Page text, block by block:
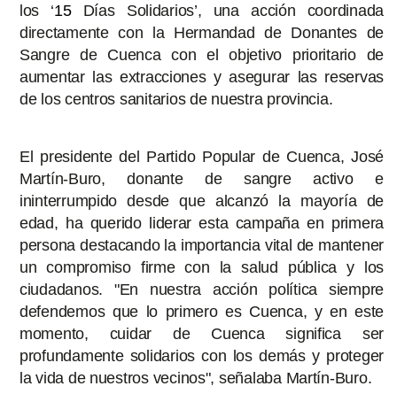
los ‘15 Días Solidarios’, una acción coordinada
directamente con la Hermandad de Donantes de
Sangre de Cuenca con el objetivo prioritario de
aumentar las extracciones y asegurar las reservas
de los centros sanitarios de nuestra provincia.
El presidente del Partido Popular de Cuenca, José
Martín-Buro, donante de sangre activo e
ininterrumpido desde que alcanzó la mayoría de
edad, ha querido liderar esta campaña en primera
persona destacando la importancia vital de mantener
un compromiso firme con la salud pública y los
ciudadanos. "En nuestra acción política siempre
defendemos que lo primero es Cuenca, y en este
momento, cuidar de Cuenca significa ser
profundamente solidarios con los demás y proteger
la vida de nuestros vecinos", señalaba Martín-Buro.